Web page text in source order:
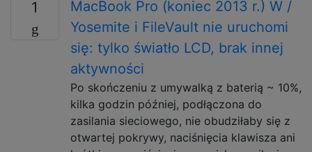
1
MacBook Pro (koniec 2013 r.) W /
Yosemite i FileVault nie uruchomi
się: tylko światło LCD, brak innej
aktywności
Po skończeniu z umywalką z baterią ~ 10%,
kilka godzin później, podłączona do
zasilania sieciowego, nie obudziłaby się z
otwartej pokrywy, naciśnięcia klawisza ani